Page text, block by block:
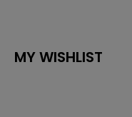
MY WISHLIST